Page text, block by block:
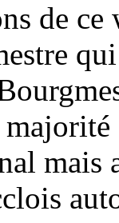
de
mais